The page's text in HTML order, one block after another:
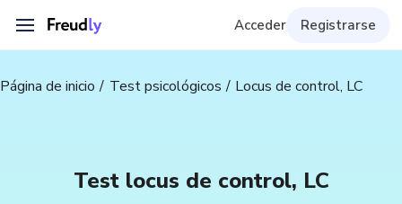
Acceder Registrarse
Página de inicio Test psicológicos Locus de control, LC
Test locus de control, LC